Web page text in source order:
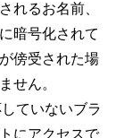
れるお名前、
暗号化されて
傍受された場
せん。
ていないブラ
にアクセスで